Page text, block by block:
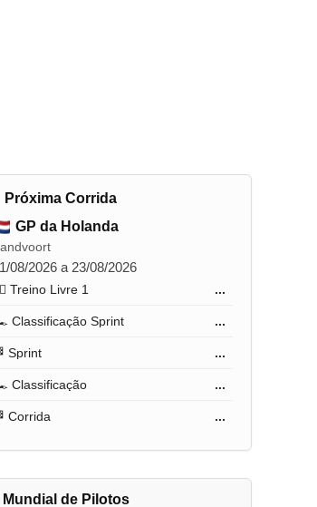
Próxima Corrida
GP da Holanda
08/2026 a 23/08/2026
Treino Livre 1 ...
Classificação Sprint ...
Sprint ...
Classificação ...
Corrida ...
Mundial de Pilotos